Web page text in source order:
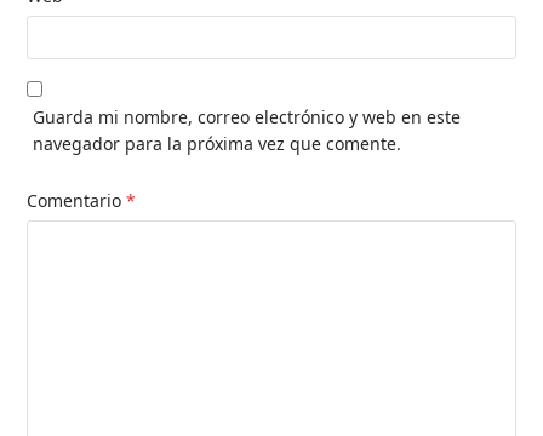
Guarda mi nombre, correo electrónico y web en este
navegador para la próxima vez que comente.
Comentario*